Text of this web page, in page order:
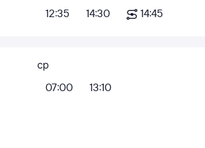
12:35
14:30 14:45
ср
07:00
13:10